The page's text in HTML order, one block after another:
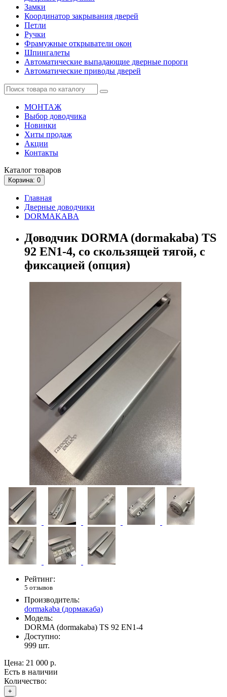
Замки
Координатор закрывания дверей
Петли
Ручки
Фрамужные открыватели окон
Шпингалеты
Автоматические выпадающие дверные пороги
Автоматические приводы дверей
МОНТАЖ
Выбор доводчика
Новинки
Хиты продаж
Акции
Контакты
Каталог товаров
Корзина: 0
Главная
Дверные доводчики
DORMAKABA
Доводчик DORMA (dormakaba) TS
92 EN1-4, со скользящей тягой, с
фиксацией (опция)
Рейтинг:
5 отзывов
Производитель:
dormakaba (дормакаба)
Модель:
DORMA (dormakaba) TS 92 EN1-4
Доступно:
999 шт.
Цена: 21 000 р.
Есть в наличии
Количество:
+